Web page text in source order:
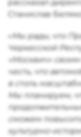
рассказал
Станислав
«Мы рады, что
Черкесской
«Москвич»
честь, что
в столь
Мы планируем,
сможем
культурно-